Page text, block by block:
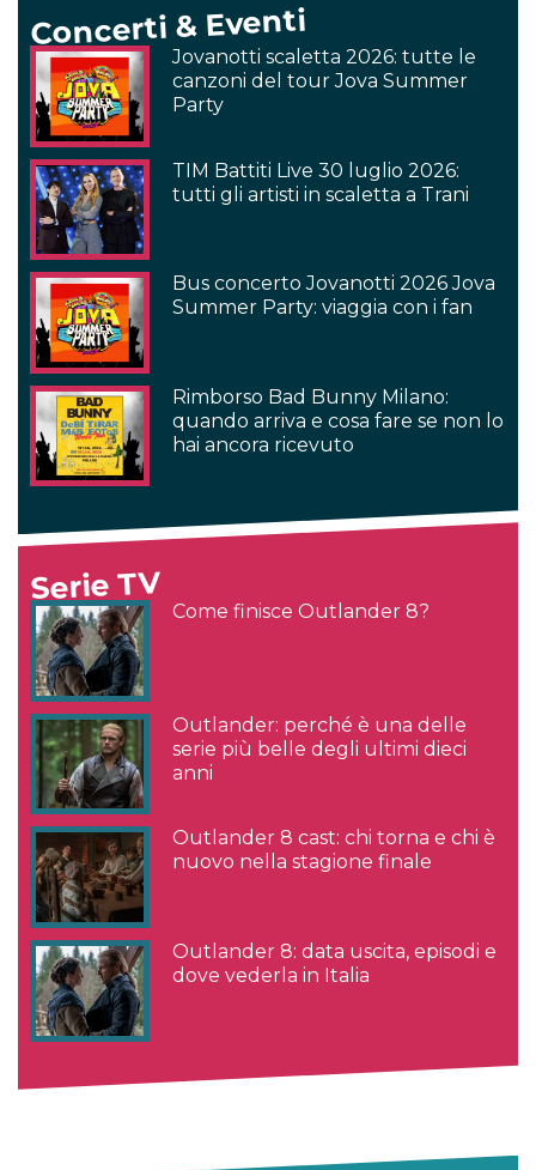
Concerti & Eventi
Jovanotti scaletta 2026: tutte le
canzoni del tour Jova Summer
Party
TIM Battiti Live 30 luglio 2026:
tutti gli artisti in scaletta a Trani
Bus concerto Jovanotti 2026 Jova
Summer Party: viaggia con i fan
Rimborso Bad Bunny Milano:
quando arriva e cosa fare se non lo
hai ancora ricevuto
Serie TV
Come finisce Outlander 8?
Outlander: perché è una delle
serie più belle degli ultimi dieci
anni
Outlander 8 cast: chi torna e chi è
nuovo nella stagione finale
Outlander 8: data uscita, episodi e
dove vederla in Italia